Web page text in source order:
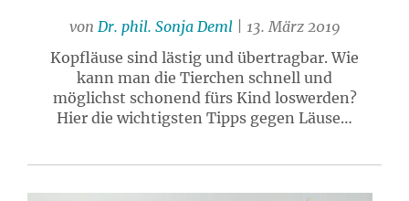
von Dr. phil. Sonja Deml| 13. März 2019
Kopfläuse sind lästig und übertragbar. Wie
kann man die Tierchen schnell und
möglichst schonend fürs Kind loswerden?
Hier die wichtigsten Tipps gegen Läuse…